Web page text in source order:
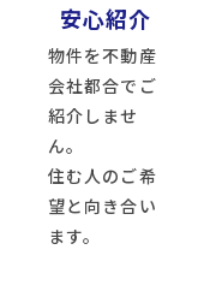
安心紹介
物件を不動産
会社都合でご
紹介しませ
ん。
住む人のご希
望と向き合い
ます。